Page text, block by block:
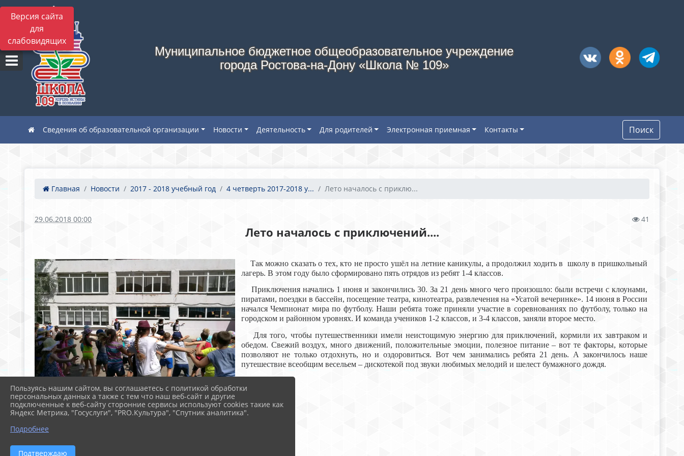
Версия сайта
для
слабовидящих
Муниципальное бюджетное общеобразовательное учреждение
города Ростова-на-Дону «Школа № 109»
Сведения об образовательной организации Новости Деятельность Для родителей Электронная приемная Контакты Поиск
Главная Новости 2017 - 2018 учебный год 4 четверть 2017-2018 у... Лето началось с приклю...
29.06.2018 00:00 41
Лето началось с приключений....
Так можно сказать о тех, кто не просто ушёл на летние каникулы, а продолжил ходить в школу в пришкольный
лагерь. В этом году было сформировано пять отрядов из ребят 1-4 классов.
Приключения начались 1 июня и закончились 30. За 21 день много чего произошло: были встречи с клоунами,
пиратами, поездки в бассейн, посещение театра, кинотеатра, развлечения на «Усатой вечеринке». 14 июня в России
начался Чемпионат мира по футболу. Наши ребята тоже приняли участие в соревнованиях по футболу, только на
городском и районном уровнях. И команда учеников 1-2 классов, и 3-4 классов, заняли второе место.
Для того, чтобы путешественники имели неистощимую энергию для приключений, кормили их завтраком и
обедом. Свежий воздух, много движений, положительные эмоции, полезное питание – вот те факторы, которые
позволяют не только отдохнуть, но и оздоровиться. Вот чем занимались ребята 21 день. А закончилось наше
путешествие всеобщим весельем – дискотекой под звуки любимых мелодий и шелест бумажного дождя.
Пользуясь нашим сайтом, вы соглашаетесь с политикой обработки
персональных данных а также с тем что наш веб-сайт и другие
подключенные к веб-сайту сторонние сервисы используют cookies такие как
Яндекс Метрика, "Госуслуги", "PRO.Культура", "Спутник аналитика".
Подробнее
Подтверждаю